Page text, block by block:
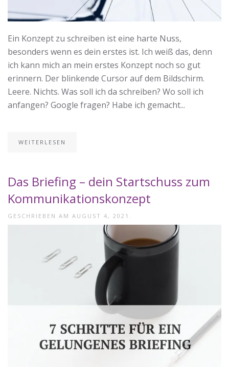
Ein Konzept zu schreiben ist eine harte Nuss,
besonders wenn es dein erstes ist. Ich weiß das, denn
ich kann mich an mein erstes Konzept noch so gut
erinnern. Der blinkende Cursor auf dem Bildschirm.
Leere. Nichts. Was soll ich da schreiben? Wo soll ich
anfangen? Google fragen? Habe ich gemacht...
WEITERLESEN
Das Briefing – dein Startschuss zum
Kommunikationskonzept
GESCHRIEBEN AM AUGUST 4, 2021 .